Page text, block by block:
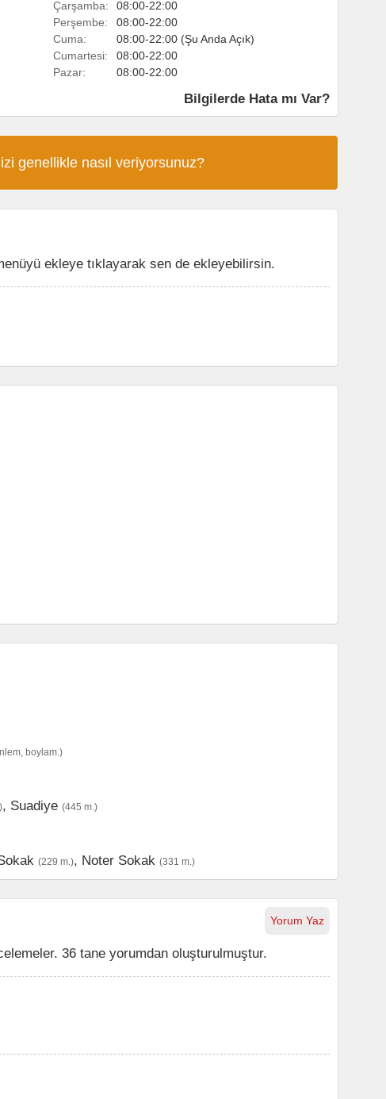
Çarşamba:
08:00-22:00
Perşembe:
08:00-22:00
Cuma:
08:00-22:00 (Şu Anda Açık)
Cumartesi:
08:00-22:00
Pazar:
08:00-22:00
Bilgilerde Hata mı Var?
genellikle nasıl veriyorsunuz?
ekleye tıklayarak sen de ekleyebilirsin.
boylam.)
, Suadiye (445 m.)
(229 m.), Noter Sokak (331 m.)
Yorum Yaz
36 tane yorumdan oluşturulmuştur.